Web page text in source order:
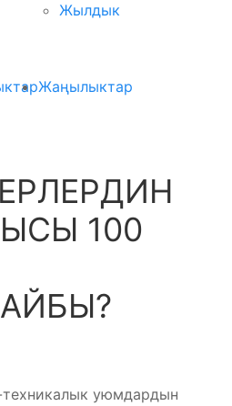
Жылдык
Жаңылыктар
100
уюмдардын